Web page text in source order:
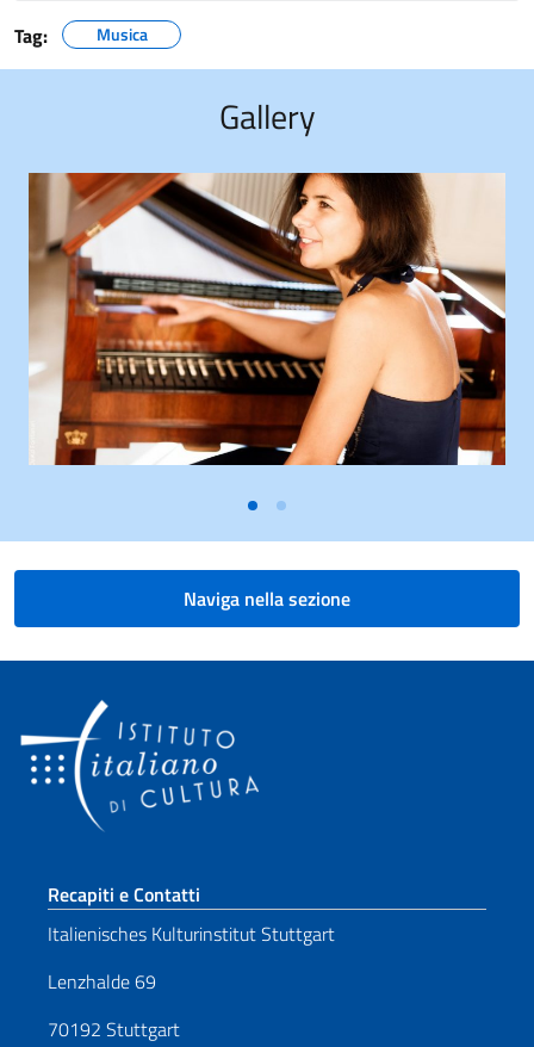
Tag: Musica
Gallery
Naviga nella sezione
Sezione footer
Recapiti e Contatti
Italienisches Kulturinstitut Stuttgart
Lenzhalde 69
70192 Stuttgart